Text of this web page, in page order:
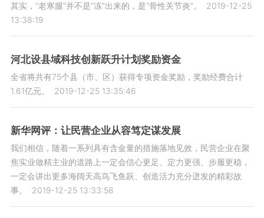
其实，“老寒腿”并不是“冻”出来的，是“骨性关节炎”。
2019-12-25
13:38:19
河北设县域科技创新跃升计划奖励资金
全省将共有75个县（市、区）获得专项资金奖励，奖励经费合计
1.61亿元。
2019-12-25 13:35:46
新华网评：让民营企业从容笃定谋发展
我们相信，随着一系列具有含金量的措施落地见效，民营企业在聚
焦实业做精主业的道路上一定会信心更足、定力更强、步履更稳，
一定会讲出更多海阔天高鸟飞鱼跃、创造活力充分迸发的精彩故
事。
2019-12-25 13:33:58